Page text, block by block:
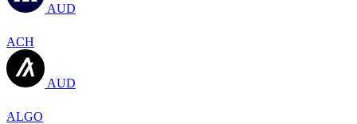
AUD
ACH
AUD
ALGO